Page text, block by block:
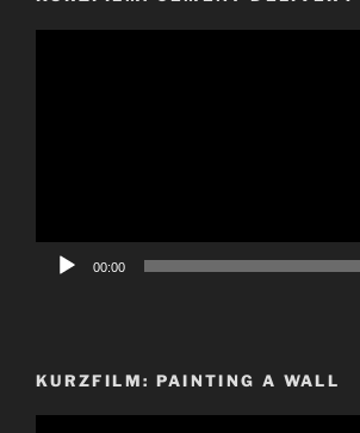
00:00
KURZFILM: PAINTING A WALL